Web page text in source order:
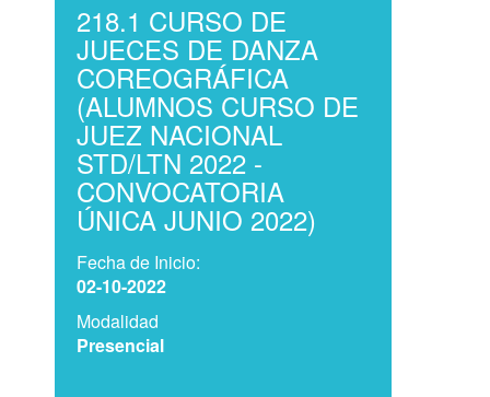
218.1 CURSO DE
JUECES DE DANZA
COREOGRÁFICA
(ALUMNOS CURSO DE
JUEZ NACIONAL
STD/LTN 2022 -
CONVOCATORIA
ÚNICA JUNIO 2022)
Fecha de Inicio:
02-10-2022
Modalidad
Presencial